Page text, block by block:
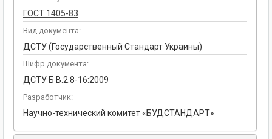
ГОСТ 1405-83
Вид документа:
ДСТУ (Государственный Стандарт Украины)
Шифр документа:
ДСТУ Б В.2.8-16:2009
Разработчик:
Научно-технический комитет «БУДСТАНДАРТ»